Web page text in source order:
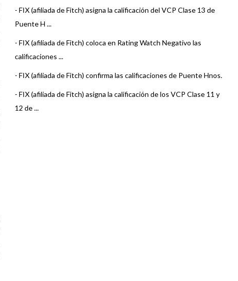
- FIX (afiliada de Fitch) asigna la calificación del VCP Clase 13 de
Puente H ...
- FIX (afiliada de Fitch) coloca en Rating Watch Negativo las
calificaciones ...
- FIX (afiliada de Fitch) confirma las calificaciones de Puente Hnos.
- FIX (afiliada de Fitch) asigna la calificación de los VCP Clase 11 y
12 de ...